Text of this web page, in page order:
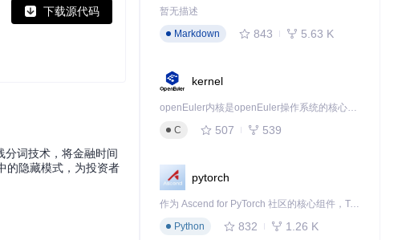
下载源代码
分词技术，将金融时间
的隐藏模式，为投资者
暂无描述
Markdown
843 5.63 K
kernel
openEuler内核是openEuler操作系统的核心，既是系统性能与稳定性的基石，也是连接处理器、设备与服务的桥梁。
C
507 539
pytorch
作为 Ascend for PyTorch 社区的核心组件，TorchNPU 是昇腾专为 PyTorch 打造的深度学习适配插件，使 PyTorch 框架能够直接调用昇腾 NPU，为开发者提供昇腾 AI 处理器的超强算力。
Python
832 1.26 K